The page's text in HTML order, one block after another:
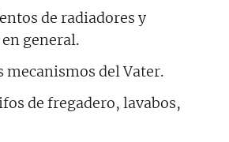
de radiadores y
general.
mecanismos del Vater.
de fregadero, lavabos,